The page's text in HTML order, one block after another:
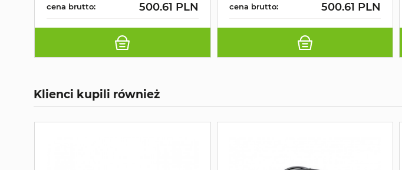
cena brutto: 500.61 PLN cena brutto: 500.61 PLN
Klienci kupili również